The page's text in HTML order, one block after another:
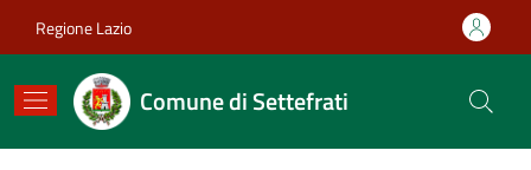
Regione Lazio
Comune di Settefrati